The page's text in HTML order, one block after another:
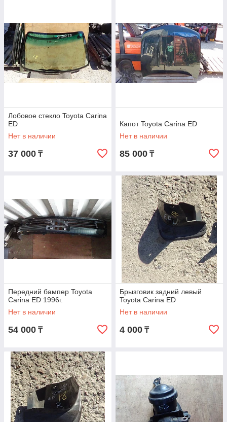
Лобовое стекло Toyota Carina
ED
Нет в наличии
37 000 ₸
Капот Toyota Carina ED
Нет в наличии
85 000 ₸
Передний бампер Toyota
Carina ED 1996г.
Нет в наличии
54 000 ₸
Брызговик задний левый
Toyota Carina ED
Нет в наличии
4 000 ₸